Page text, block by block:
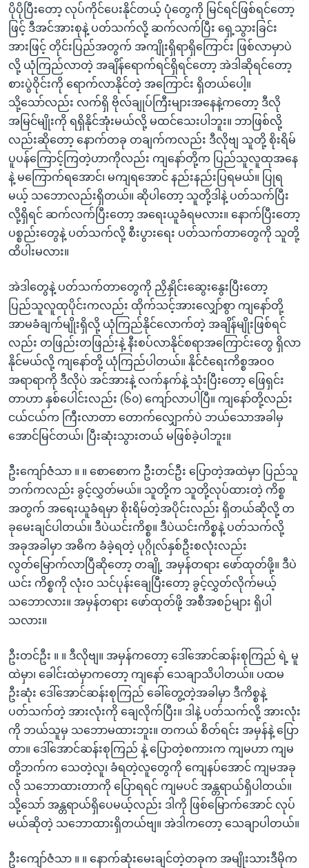
ပိုပိုပြီးတော့ လုပ်ကိုင်ပေးနိုင်တယ့် ပုံတွေကို မြင်ရင်ဖြစ်ရင်တော့
ဖြင့် ဒီအင်အားစုနဲ့ ပတ်သက်လို့ ဆက်လက်ပြီး ရှေ့သွားခြင်း
အားဖြင့် တိုင်းပြည်အတွက် အကျိုးရှိရာရှိကြောင်း ဖြစ်လာမှာပဲ
လို့ ယုံကြည်လာတဲ့ အချိန်ရောက်ရင်ရှိရင်တော့ အဲဒါဆိုရင်တော့
စားပွဲဝိုင်းကို ရောက်လာနိုင်တဲ့ အကြောင်း ရှိတယ်ပေါ့။
သို့သော်လည်း လက်ရှိ ဗိုလ်ချုပ်ကြီးများအနေနဲ့ကတော့ ဒီလို
အမြင်မျိုးကို ရရှိနိုင်အုံးမယ်လို့ မထင်သေးပါဘူး။ ဘာဖြစ်လို့
လည်းဆိုတော့ နောက်တခု တချက်ကလည်း ဒီလိုဗျ သူတို့ စိုးရိမ်
ပူပန်ကြောင့်ကြတဲ့ဟာကိုလည်း ကျနော်တို့က ပြည်သူလူထုအနေ
နဲ့ မကြောက်ရအောင်၊ မကျရအောင် နည်းနည်းပြရမယ်။ ပြုရ
မယ့် သဘောလည်းရှိတယ်။ ဆိုပါတော့ သူတို့ဒါနဲ့ ပတ်သက်ပြီး
လို့ရှိရင် ဆက်လက်ပြီးတော့ အရေးယူခံရမလား။ နောက်ပြီးတော့
ပစ္စည်းတွေနဲ့ ပတ်သက်လို့ စီးပွားရေး ပတ်သက်တာတွေကို သူတို့
ထိပါးမလား။
အဲဒါတွေနဲ့ ပတ်သက်တာတွေကို ညှိနှိုင်းဆွေးနွေးပြီးတော့
ပြည်သူလူထုပိုင်းကလည်း ထိုက်သင့်အားလျှော်စွာ ကျနော်တို့
အာမခံချက်မျိုးရှိလို့ ယုံကြည်နိုင်လောက်တဲ့ အချိန်မျိုးဖြစ်ရင်
လည်း တဖြည်းတဖြည်းနဲ့ နီးစပ်လာနိုင်စရာအကြောင်းတွေ ရှိလာ
နိုင်မယ်လို့ ကျနော်တို့ ယုံကြည်ပါတယ်။ နိုင်ငံရေးကိစ္စအဝဝ
အရာရာကို ဒီလိုပဲ အင်အားနဲ့ လက်နက်နဲ့ သုံးပြီးတော့ ဖြေရှင်း
တာဟာ နှစ်ပေါင်းလည်း (၆၀) ကျော်လာပါပြီ။ ကျနော်တို့လည်း
ငယ်ငယ်က ကြီးလာတာ တောက်လျှောက်ပဲ ဘယ်သောအခါမှ
အောင်မြင်တယ်၊ ပြီးဆုံးသွားတယ် မဖြစ်ခဲ့ပါဘူး။
ဦးကျော်ဇံသာ ။ ။ စောစောက ဦးတင်ဦး ပြောတဲ့အထဲမှာ ပြည်သူ
ဘက်ကလည်း ခွင့်လွှတ်မယ်။ သူတို့က သူတို့လုပ်ထားတဲ့ ကိစ္စ
အတွက် အရေးယူခံရမှာ စိုးရိမ်တဲ့အပိုင်းလည်း ရှိတယ်ဆိုလို့ တ
ခုမေးချင်ပါတယ်။ ဒီပဲယင်းကိစ္စ။ ဒီပဲယင်းကိစ္စနဲ့ ပတ်သက်လို့
အခုအခါမှာ အဓိက ခံခဲ့ရတဲ့ ပုဂ္ဂိုလ်နှစ်ဦးစလုံးလည်း
လွတ်မြောက်လာပြီဆိုတော့ တချို့ အမှန်တရား ဖော်ထုတ်ဖို့။ ဒီပဲ
ယင်း ကိစ္စကို လုံးဝ သင်ပုန်းချေပြီးတော့ ခွင့်လွှတ်လိုက်မယ့်
သဘောလား။ အမှန်တရား ဖော်ထုတ်ဖို့ အစီအစဉ်များ ရှိပါ
သလား။
ဦးတင်ဦး ။ ။ ဒီလိုဗျ။ အမှန်ကတော့ ဒေါ်အောင်ဆန်းစုကြည် ရဲ့ မူ
ထဲမှာ၊ ခေါင်းထဲမှာကတော့ ကျနော် သေချာသိပါတယ်။ ပထမ
ဦးဆုံး ဒေါ်အောင်ဆန်းစုကြည် ခေါ်တွေ့တဲ့အခါမှာ ဒီကိစ္စနဲ့
ပတ်သက်တဲ့ အားလုံးကို ချေလိုက်ပြီး။ ဒါနဲ့ ပတ်သက်လို့ အားလုံး
ကို ဘယ်သူမှ သဘောမထားဘူး။ တကယ် စိတ်ရင်း အမှန်နဲ့ ပြော
တာ။ ဒေါ်အောင်ဆန်းစုကြည် နဲ့ ပြောတဲ့စကားက ကျမဟာ ကျမ
တို့ဘက်က သေတဲ့လူ၊ ခံရတဲ့လူတွေကို ကျေနပ်အောင် ကျမအခု
လို သဘောထားတာကို ပြောရရင် ကျမပင် အန္တရာယ်ရှိပါတယ်။
သို့သော် အန္တရာယ်ရှိပေမယ့်လည်း ဒါကို ဖြစ်မြောက်အောင် လုပ်
မယ်ဆိုတဲ့ သဘောထားရှိတယ်ဗျ။ အဲဒါကတော့ သေချာပါတယ်။
ဦးကျော်ဇံသာ ။ ။ နောက်ဆုံးမေးချင်တဲ့တခုက အမျိုးသားဒီမိုက